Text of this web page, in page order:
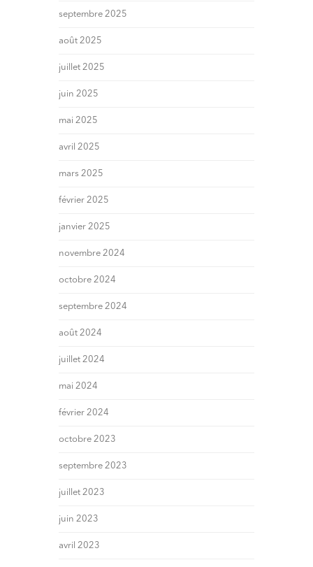
septembre 2025
août 2025
juillet 2025
juin 2025
mai 2025
avril 2025
mars 2025
février 2025
janvier 2025
novembre 2024
octobre 2024
septembre 2024
août 2024
juillet 2024
mai 2024
février 2024
octobre 2023
septembre 2023
juillet 2023
juin 2023
avril 2023